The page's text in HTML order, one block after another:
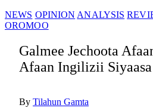
NEWS OPINION ANALYSIS
OROMOO
Galmee Jechoota
Afaan Ingilizii Siyaasa
By Tilahun Gamta